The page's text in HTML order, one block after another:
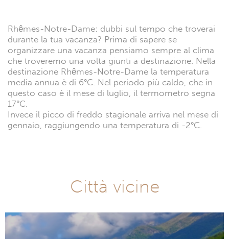
Rhêmes-Notre-Dame: dubbi sul tempo che troverai
durante la tua vacanza? Prima di sapere se
organizzare una vacanza pensiamo sempre al clima
che troveremo una volta giunti a destinazione. Nella
destinazione Rhêmes-Notre-Dame la temperatura
media annua è di 6°C. Nel periodo più caldo, che in
questo caso è il mese di luglio, il termometro segna
17°C.
Invece il picco di freddo stagionale arriva nel mese di
gennaio, raggiungendo una temperatura di -2°C.
Città vicine